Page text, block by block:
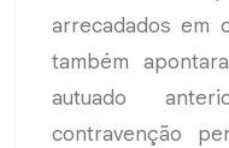
arrecadados em
também
autuado
contravenção